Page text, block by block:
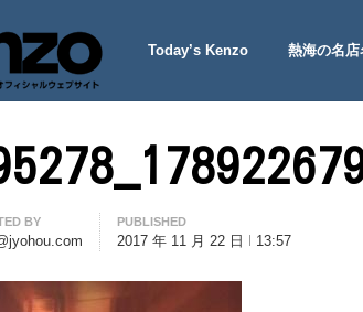
村山憲三 Official Site
ト
Today’s Kenzo 熱海の名
BY PUBLISHED
2017 年 11 月 22 日 13:57